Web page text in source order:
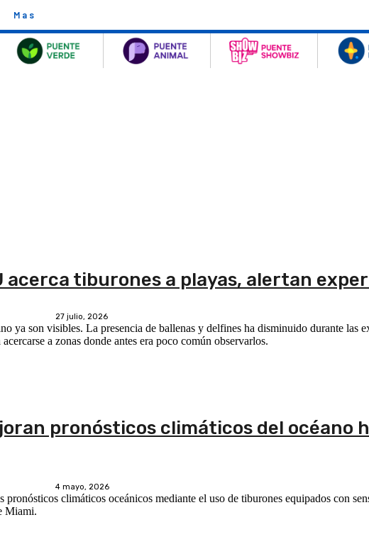
Mas
acerca tiburones a playas, alertan
27 julio, 2026
ya son visibles. La presencia de ballenas y delfines ha disminuido durante las
a zonas donde antes era poco común observarlos.
pronósticos climáticos del océano
4 mayo, 2026
climáticos oceánicos mediante el uso de tiburones equipados con
Miami.